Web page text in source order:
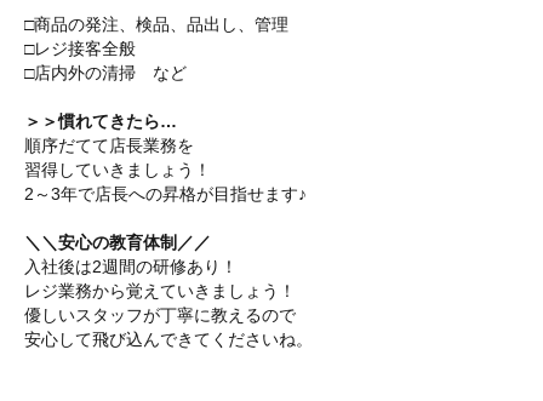
□商品の発注、検品、品出し、管理
□レジ接客全般
□店内外の清掃 など
＞＞慣れてきたら…
順序だてて店長業務を
習得していきましょう！
2～3年で店長への昇格が目指せます♪
＼＼安心の教育体制／／
入社後は2週間の研修あり！
レジ業務から覚えていきましょう！
優しいスタッフが丁寧に教えるので
安心して飛び込んできてくださいね。